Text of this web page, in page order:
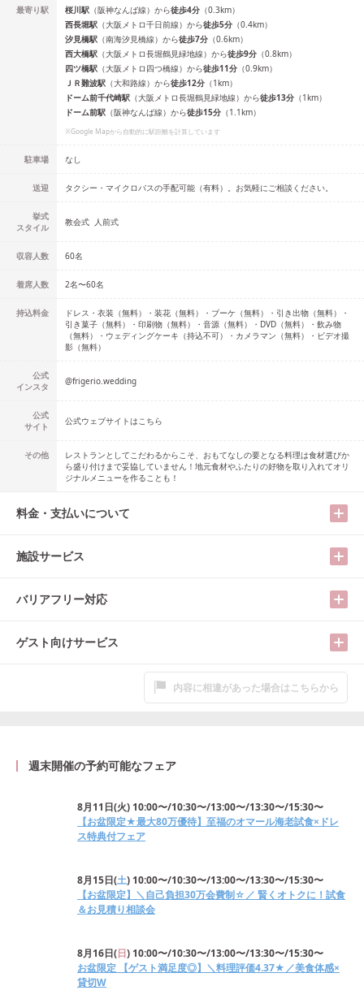
最寄り駅 桜川駅 （阪神なんば線） から徒歩4分 （0.3km）
西長堀駅 （大阪メトロ千日前線） から徒歩5分 （0.4km）
汐見橋駅 （南海汐見橋線） から徒歩7分 （0.6km）
西大橋駅 （大阪メトロ長堀鶴見緑地線） から徒歩9分 （0.8km）
四ツ橋駅 （大阪メトロ四つ橋線） から徒歩11分 （0.9km）
ＪＲ難波駅 （大和路線） から徒歩12分 （1km）
ドーム前千代崎駅 （大阪メトロ長堀鶴見緑地線） から徒歩13分 （1km）
ドーム前駅 （阪神なんば線） から徒歩15分 （1.1km）
※Google Mapから自動的に駅距離を計算しています
駐車場 なし
送迎 タクシー・マイクロバスの手配可能（有料）。お気軽にご相談ください。
挙式
スタイル
教会式 人前式
収容人数 60名
着席人数 2名〜60名
持込料金
ドレス・衣装（無料）・装花（無料）・ブーケ（無料）・引き出物（無料）・
引き菓子（無料）・印刷物（無料）・音源（無料）・DVD（無料）・飲み物
（無料）・ウェディングケーキ（持込不可）・カメラマン（無料）・ビデオ撮
影（無料）
公式
インスタ
@frigerio.wedding
公式
サイト
公式ウェブサイトはこちら
その他
レストランとしてこだわるからこそ、おもてなしの要となる料理は食材選びか
ら盛り付けまで妥協していません！地元食材やふたりの好物を取り入れてオリ
ジナルメニューを作ることも！
料金・支払いについて
施設サービス
バリアフリー対応
ゲスト向けサービス
内容に相違があった場合はこちらから
週末開催の予約可能なフェア
8月11日(火) 10:00〜/10:30〜/13:00〜/13:30〜/15:30〜
【お盆限定★最大80万優待】至福のオマール海老試食×ドレ
ス特典付フェア
8月15日(土) 10:00〜/10:30〜/13:00〜/13:30〜/15:30〜
【お盆限定】＼自己負担30万会費制☆／ 賢くオトクに！試食
＆お見積り相談会
8月16日(日) 10:00〜/10:30〜/13:00〜/13:30〜/15:30〜
お盆限定 【ゲスト満足度◎】＼料理評価4.37★／美食体感×
貸切W